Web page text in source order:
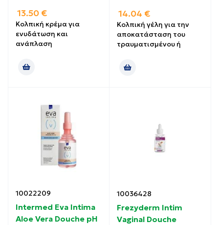
13.50 €
Κολπική κρέμα για
ενυδάτωση και
ανάπλαση
14.04 €
Κολπική γέλη για την
αποκατάσταση του
τραυματισμένου ή
10022209
Intermed Eva Intima
Aloe Vera Douche pH
10036428
Frezyderm Intim
Vaginal Douche